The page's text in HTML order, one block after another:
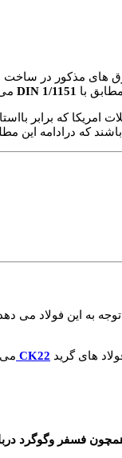
ورق های مذکور در
با DIN 1/1151
امریکا که برابر
که درادامه این
به این فولاد می
های گرید CK22 می
همچون فسفر وگوگرد